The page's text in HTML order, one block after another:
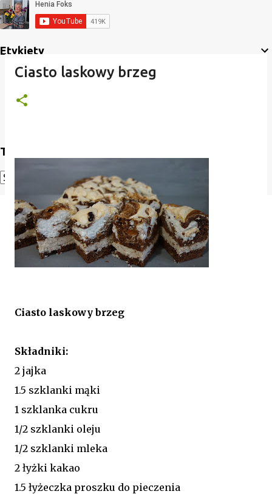
Etykiety
Translate
Translate
Ciasto laskowy brzeg
Ciasto laskowy brzeg
Składniki:
2 jajka
1.5 szklanki mąki
1 szklanka cukru
1/2 szklanki oleju
1/2 szklanki mleka
2 łyżki kakao
1.5 łyżeczka proszku do pieczenia